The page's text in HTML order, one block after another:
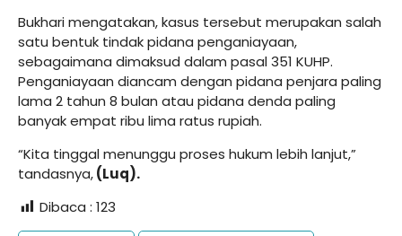
Bukhari mengatakan, kasus tersebut merupakan salah
satu bentuk tindak pidana penganiayaan,
sebagaimana dimaksud dalam pasal 351 KUHP.
Penganiayaan diancam dengan pidana penjara paling
lama 2 tahun 8 bulan atau pidana denda paling
banyak empat ribu lima ratus rupiah.
“Kita tinggal menunggu proses hukum lebih lanjut,”
tandasnya,(Luq).
Dibaca : 123